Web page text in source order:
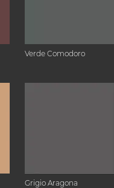
Verde Comodoro
Grigio Aragona